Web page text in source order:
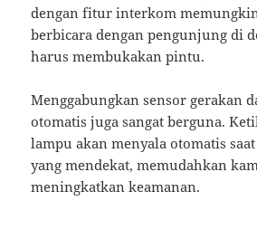
dengan fitur interkom
berbicara dengan pengunjung di
harus membukakan pintu.
Menggabungkan sensor gerakan
otomatis juga sangat berguna.
lampu akan menyala otomatis saat
yang mendekat, memudahkan
meningkatkan keamanan.